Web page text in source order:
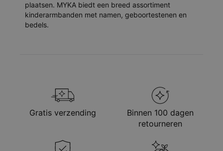
plaatsen. MYKA biedt een breed assortiment
kinderarmbanden met namen, geboortestenen en
bedels.
Gratis verzending
Binnen 100 dagen
retourneren